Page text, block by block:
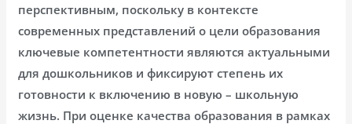
перспективным, поскольку в контексте
современных представлений о цели образования
ключевые компетентности являются актуальными
для дошкольников и фиксируют степень их
готовности к включению в новую – школьную
жизнь. При оценке качества образования в рамках